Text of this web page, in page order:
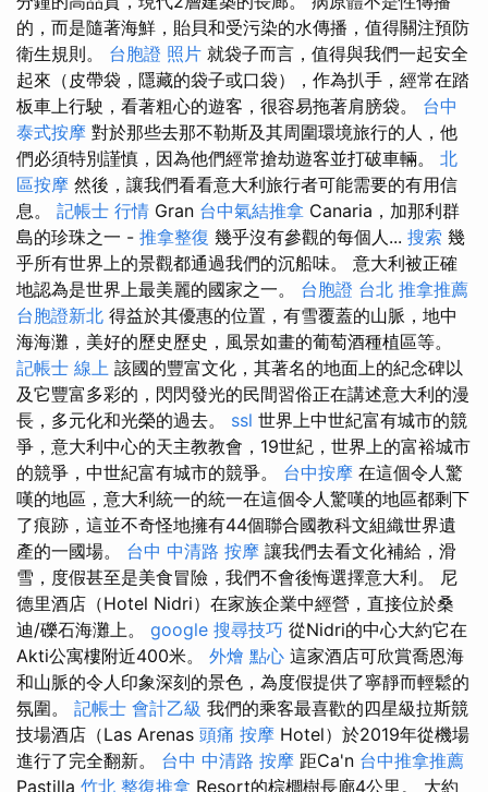
的，而是隨著海鮮，貽貝和受污染的水傳播，值得關注預防
衛生規則。 台胞證 照片 就袋子而言，值得與我們一起安全
起來（皮帶袋，隱藏的袋子或口袋），作為扒手，經常在踏
板車上行駛，看著粗心的遊客，很容易拖著肩膀袋。 台中
泰式按摩 對於那些去那不勒斯及其周圍環境旅行的人，他
們必須特別謹慎，因為他們經常搶劫遊客並打破車輛。 北
區按摩 然後，讓我們看看意大利旅行者可能需要的有用信
息。 記帳士 行情 Gran 台中氣結推拿 Canaria，加那利群
島的珍珠之一 - 推拿整復 幾乎沒有參觀的每個人... 搜索 幾
乎所有世界上的景觀都通過我們的沉船味。 意大利被正確
地認為是世界上最美麗的國家之一。 台胞證 台北 推拿推薦
台胞證新北 得益於其優惠的位置，有雪覆蓋的山脈，地中
海海灘，美好的歷史歷史，風景如畫的葡萄酒種植區等。
記帳士 線上 該國的豐富文化，其著名的地面上的紀念碑以
及它豐富多彩的，閃閃發光的民間習俗正在講述意大利的漫
長，多元化和光榮的過去。 ssl 世界上中世紀富有城市的競
爭，意大利中心的天主教教會，19世紀，世界上的富裕城市
的競爭，中世紀富有城市的競爭。 台中按摩 在這個令人驚
嘆的地區，意大利統一的統一在這個令人驚嘆的地區都剩下
了痕跡，這並不奇怪地擁有44個聯合國教科文組織世界遺
產的一國場。 台中 中清路 按摩 讓我們去看文化補給，滑
雪，度假甚至是美食冒險，我們不會後悔選擇意大利。 尼
德里酒店（Hotel Nidri）在家族企業中經營，直接位於桑
迪/礫石海灘上。 google 搜尋技巧 從Nidri的中心大約它在
Akti公寓樓附近400米。 外燴 點心 這家酒店可欣賞喬恩海
和山脈的令人印象深刻的景色，為度假提供了寧靜而輕鬆的
氛圍。 記帳士 會計乙級 我們的乘客最喜歡的四星級拉斯競
技場酒店（Las Arenas 頭痛 按摩 Hotel）於2019年從機場
進行了完全翻新。 台中 中清路 按摩 距Ca'n 台中推拿推薦
Pastilla 竹北 整復推拿 Resort的棕櫚樹長廊4公里。 大約